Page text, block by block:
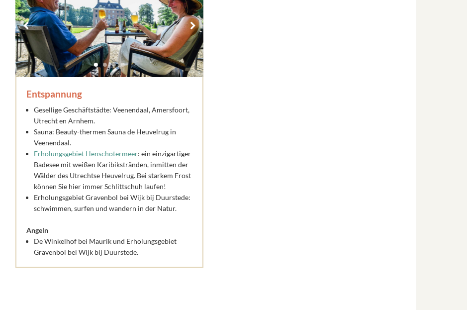
Entspannung
Gesellige Geschäftstädte: Veenendaal, Amersfoort,
Utrecht en Arnhem.
Sauna: Beauty-thermen Sauna de Heuvelrug in
Veenendaal.
Erholungsgebiet Henschotermeer: ein einzigartiger
Badesee mit weißen Karibikstränden, inmitten der
Wälder des Utrechtse Heuvelrug. Bei starkem Frost
können Sie hier immer Schlittschuh laufen!
Erholungsgebiet Gravenbol bei Wijk bij Duurstede:
schwimmen, surfen und wandern in der Natur.
Angeln
De Winkelhof bei Maurik und Erholungsgebiet
Gravenbol bei Wijk bij Duurstede.